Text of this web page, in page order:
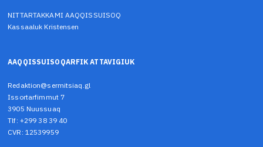
NITTARTAKKAMI AAQQISSUISOQ
Kassaaluk Kristensen
AAQQISSUISOQARFIK ATTAVIGIUK
Redaktion@sermitsiaq.gl
Issortarfimmut 7
3905 Nuussuaq
Tlf: +299 38 39 40
CVR: 12539959